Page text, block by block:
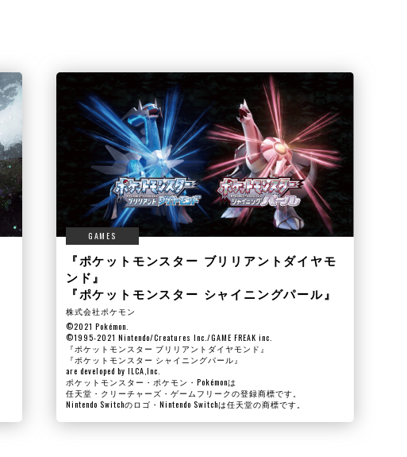
GAMES
『ポケットモンスター ブリリアントダイヤモ
ンド』
『ポケットモンスター シャイニングパール』
株式会社ポケモン
©2021 Pokémon.
©1995-2021 Nintendo/Creatures Inc./GAME FREAK inc.
『ポケットモンスター ブリリアントダイヤモンド』
『ポケットモンスター シャイニングパール』
are developed by ILCA,Inc.
ポケットモンスター・ポケモン・Pokémonは
任天堂・クリーチャーズ・ゲームフリークの登録商標です。
Nintendo Switchのロゴ・Nintendo Switchは任天堂の商標です。